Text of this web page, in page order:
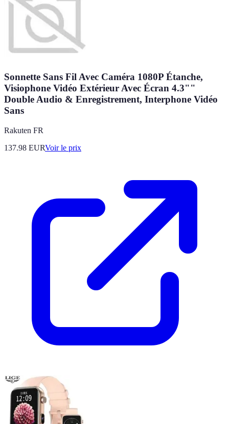
Sonnette Sans Fil Avec Caméra 1080P Étanche,
Visiophone Vidéo Extérieur Avec Écran 4.3""
Double Audio & Enregistrement, Interphone Vidéo
Sans
Rakuten FR
137.98 EURVoir le prix